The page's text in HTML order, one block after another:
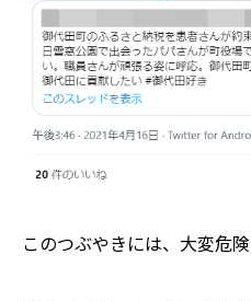
このつぶやきには、大変危